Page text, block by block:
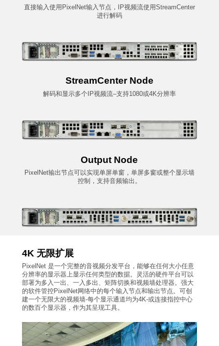
直接输入使用 PixelNet输入节点， IP视频流使用StreamCenter
进行解码
StreamCenter Node
解码和显示多个 IP视频流–支持1080或4K分辨率
Output Node
PixelNet输出节点可以实现单屏单窗，单屏多窗或整个显示墙
控制，支持音频输出。
4K 无限扩展
PixelNet 是一个完整的音视频分发平台，能够在任何大小任意
分辨率的显示器上显示任何类型的数据。灵活的硬件平台可以
部署为多入一出、一入多出、矩阵切换和视频墙处理器。强大
的软件管控PixelNet网络中的每个输入节点和输出节点。可创
建一个无限大的视频墙-每个显示通道均为4K-或连接指控中心
的数百个显示器，作为其呈现工具。